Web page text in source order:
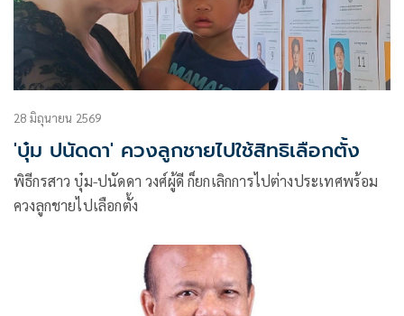
28 มิถุนายน 2569
'บุ๋ม ปนัดดา' ควงลูกชายไปใช้สิทธิเลือกตั้ง
พิธีกรสาว บุ๋ม-ปนัดดา วงศ์ผู้ดี ก็ยกเลิกการไปต่างประเทศพร้อม
ควงลูกชายไปเลือกตั้ง